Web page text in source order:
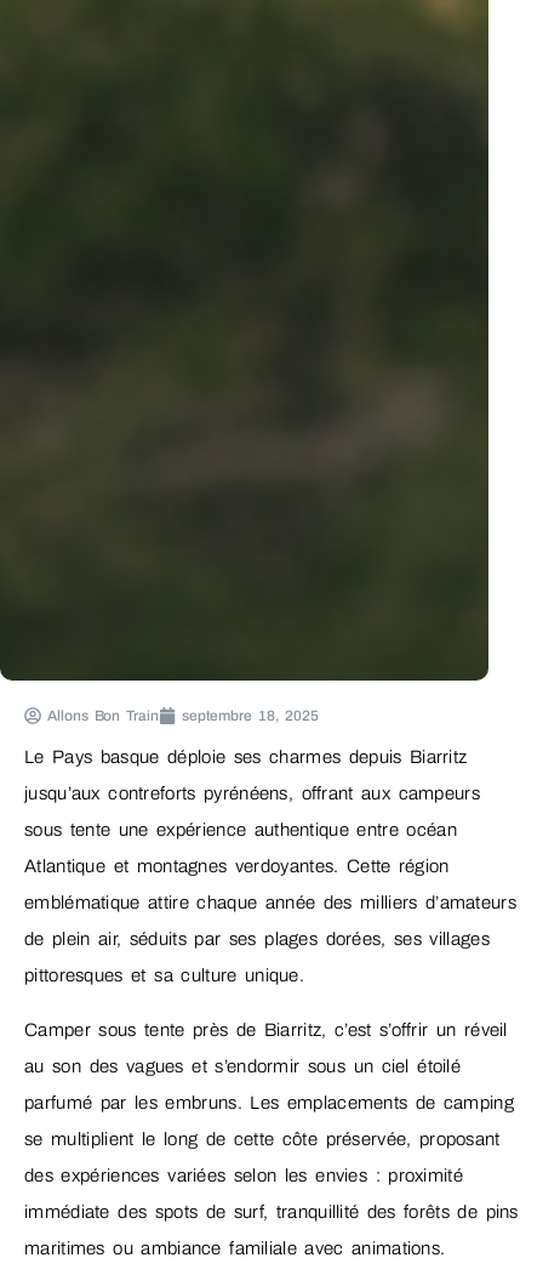
Allons Bon Train septembre 18, 2025
Le Pays basque déploie ses charmes depuis Biarritz
jusqu’aux contreforts pyrénéens, offrant aux campeurs
sous tente une expérience authentique entre océan
Atlantique et montagnes verdoyantes. Cette région
emblématique attire chaque année des milliers d’amateurs
de plein air, séduits par ses plages dorées, ses villages
pittoresques et sa culture unique.
Camper sous tente près de Biarritz, c’est s’offrir un réveil
au son des vagues et s’endormir sous un ciel étoilé
parfumé par les embruns. Les emplacements de camping
se multiplient le long de cette côte préservée, proposant
des expériences variées selon les envies : proximité
immédiate des spots de surf, tranquillité des forêts de pins
maritimes ou ambiance familiale avec animations.